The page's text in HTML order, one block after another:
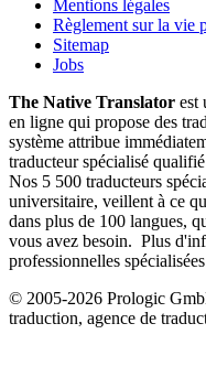
Mentions légales
Règlement sur la vie
Sitemap
Jobs
The Native Translator est
en ligne qui propose des
système attribue
traducteur spécialisé
Nos 5 500 traducteurs
universitaire, veillent à ce
dans plus de 100 langues,
vous avez besoin. Plus
professionnelles
© 2005-2026 Prologic
traduction, agence de